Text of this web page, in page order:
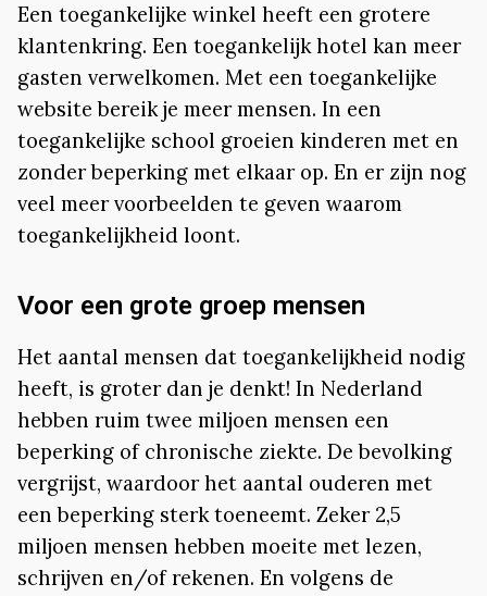
Een toegankelijke winkel heeft een grotere
klantenkring. Een toegankelijk hotel kan meer
gasten verwelkomen. Met een toegankelijke
website bereik je meer mensen. In een
toegankelijke school groeien kinderen met en
zonder beperking met elkaar op. En er zijn nog
veel meer voorbeelden te geven waarom
toegankelijkheid loont.
Voor een grote groep mensen
Het aantal mensen dat toegankelijkheid nodig
heeft, is groter dan je denkt! In Nederland
hebben ruim twee miljoen mensen een
beperking of chronische ziekte. De bevolking
vergrijst, waardoor het aantal ouderen met
een beperking sterk toeneemt. Zeker 2,5
miljoen mensen hebben moeite met lezen,
schrijven en/of rekenen. En volgens de